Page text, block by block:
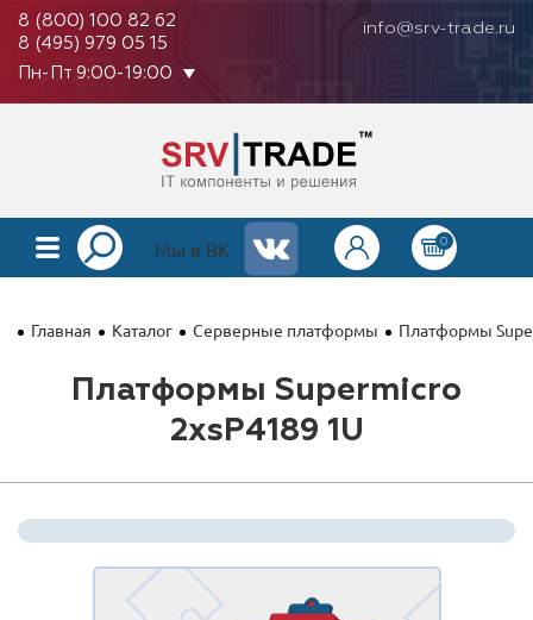
8 (800) 100 82 62
8 (495) 979 05 15
info@srv-trade.ru
Пн-Пт 9:00-19:00
КАТАЛОГ
ОПЛАТА
ГАРАНТИЯ
КОНТАКТЫ
Мы в ВК 0
Главная Каталог Серверные платформы Платформы
Платформы Supermicro
2xsP4189 1U